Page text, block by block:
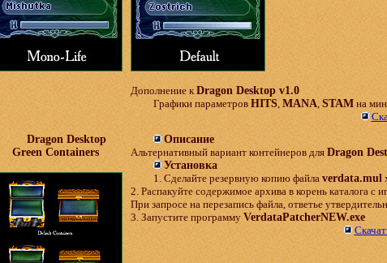
Дополнение кDragon Desktop v1.0
Графики параметров HITS, MANA, STAM на
Dragon Desktop
Green Containers
Описание
Альтернативный вариант контейнеров для Dragon
Установка
1. Сделайте резервную копию файла verdata.mul
2. Распакуйте содержимое архива в корень каталога с
При запросе на перезапись файла, ответье
3. Запустите программу VerdataPatcherNEW.exe